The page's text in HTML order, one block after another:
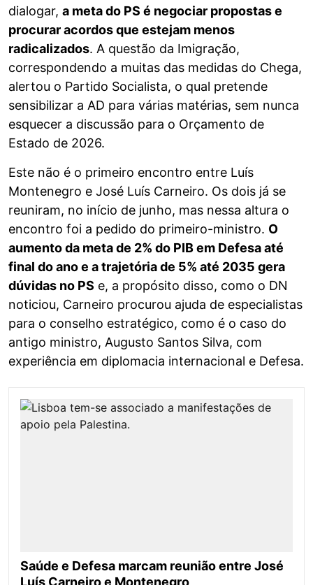
dialogar, a meta do PS é negociar propostas e
procurar acordos que estejam menos
radicalizados. A questão da Imigração,
correspondendo a muitas das medidas do Chega,
alertou o Partido Socialista, o qual pretende
sensibilizar a AD para várias matérias, sem nunca
esquecer a discussão para o Orçamento de
Estado de 2026.
Este não é o primeiro encontro entre Luís
Montenegro e José Luís Carneiro. Os dois já se
reuniram, no início de junho, mas nessa altura o
encontro foi a pedido do primeiro-ministro. O
aumento da meta de 2% do PIB em Defesa até
final do ano e a trajetória de 5% até 2035 gera
dúvidas no PS e, a propósito disso, como o DN
noticiou, Carneiro procurou ajuda de especialistas
para o conselho estratégico, como é o caso do
antigo ministro, Augusto Santos Silva, com
experiência em diplomacia internacional e Defesa.
Saúde e Defesa marcam reunião entre José
Luís Carneiro e Montenegro